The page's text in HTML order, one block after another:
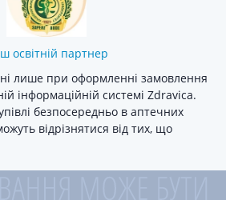
освітній партнер
лише при оформленні замовлення
інформаційній системі Zdravica.
безпосередньо в аптечних
відрізнятися від тих, що